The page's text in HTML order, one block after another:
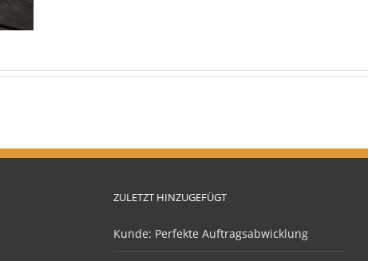
ZULETZT HINZUGEFÜGT
Kunde: Perfekte Auftragsabwicklung